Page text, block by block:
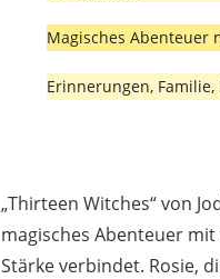
Magisches Abenteuer
Erinnerungen,
„Thirteen Witches“ von
magisches Abenteuer
Stärke verbindet. Rosie,